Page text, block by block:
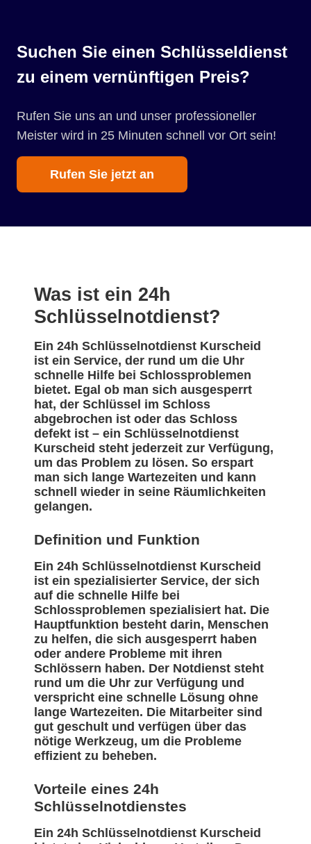
Suchen Sie einen Schlüsseldienst
zu einem vernünftigen Preis?
Rufen Sie uns an und unser professioneller
Meister wird in 25 Minuten schnell vor Ort sein!
Rufen Sie jetzt an
Was ist ein 24h
Schlüsselnotdienst?
Ein 24h Schlüsselnotdienst Kurscheid
ist ein Service, der rund um die Uhr
schnelle Hilfe bei Schlossproblemen
bietet. Egal ob man sich ausgesperrt
hat, der Schlüssel im Schloss
abgebrochen ist oder das Schloss
defekt ist – ein Schlüsselnotdienst
Kurscheid steht jederzeit zur Verfügung,
um das Problem zu lösen. So erspart
man sich lange Wartezeiten und kann
schnell wieder in seine Räumlichkeiten
gelangen.
Definition und Funktion
Ein 24h Schlüsselnotdienst Kurscheid
ist ein spezialisierter Service, der sich
auf die schnelle Hilfe bei
Schlossproblemen spezialisiert hat. Die
Hauptfunktion besteht darin, Menschen
zu helfen, die sich ausgesperrt haben
oder andere Probleme mit ihren
Schlössern haben. Der Notdienst steht
rund um die Uhr zur Verfügung und
verspricht eine schnelle Lösung ohne
lange Wartezeiten. Die Mitarbeiter sind
gut geschult und verfügen über das
nötige Werkzeug, um die Probleme
effizient zu beheben.
Vorteile eines 24h
Schlüsselnotdienstes
Ein 24h Schlüsselnotdienst Kurscheid